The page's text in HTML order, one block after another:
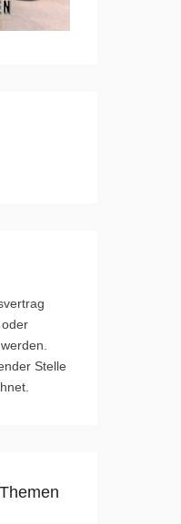
Stelle